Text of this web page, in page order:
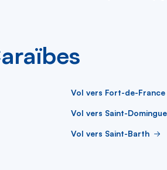
Vol vers Fort-de-France
Vol vers Saint-Domingue
Vol vers Saint-Barth